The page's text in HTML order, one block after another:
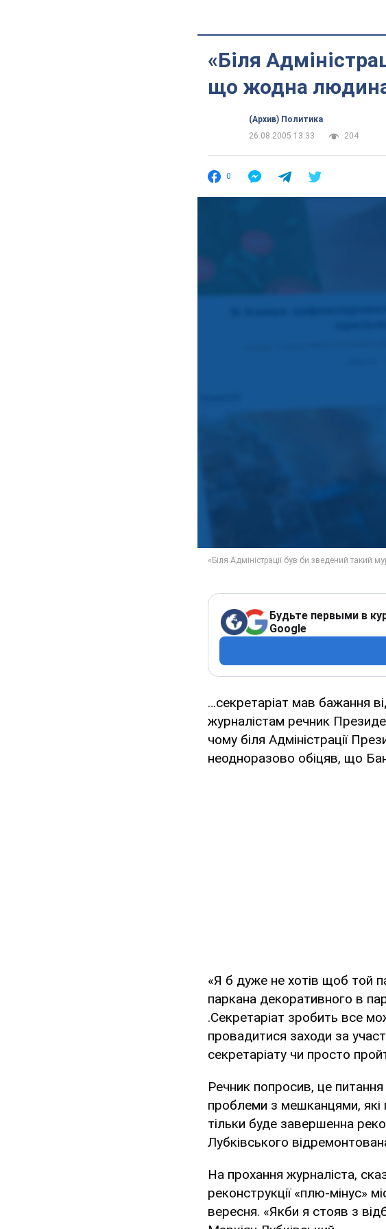
«Біля
що жодна людина
(Архив) Политика
26.08.2005 13:33
204
0
Будьте первыми в
Google
…секретаріат мав бажання
журналістам речник
чому біля Адміністрації
неодноразово обіцяв, що
«Я б дуже не хотів щоб той
паркана декоративного в
.Секретаріат зробить все
провадитися заходи за
секретаріату чи просто
Речник попросив, це
проблеми з мешканцями,
тільки буде завершенна
Лубківського
На прохання журналіста,
реконструкції «плю-мінус»
вересня. «Якби я стояв з